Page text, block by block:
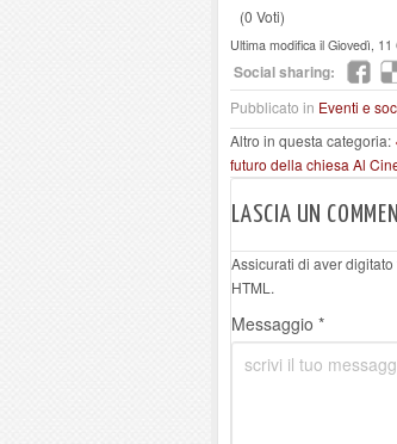
(0 Voti)
Ultima modifica il Giovedì,
Social sharing:
Pubblicato in Eventi e
Altro in questa categoria:
futuro della chiesa Al
LASCIA UN
Assicurati di aver
HTML.
Messaggio *